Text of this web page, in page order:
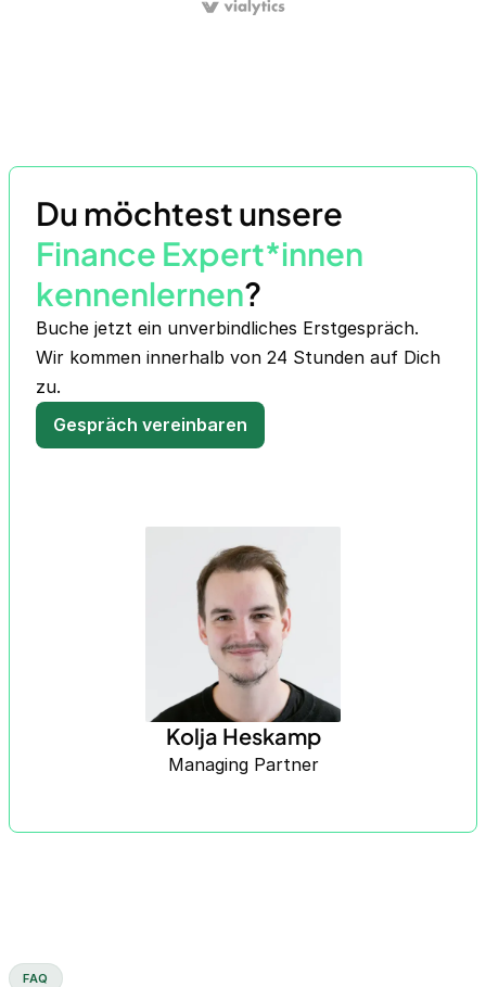
Du möchtest unsere
Finance Expert*innen
kennenlernen?
Buche jetzt ein unverbindliches Erstgespräch.
Wir kommen innerhalb von 24 Stunden auf Dich
zu.
Gespräch vereinbaren
Kolja Heskamp
Managing Partner
FAQ